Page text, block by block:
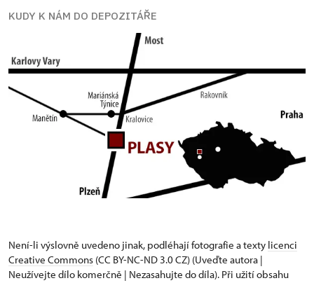
KUDY K NÁM DO DEPOZITÁŘE
Není-li výslovně uvedeno jinak, podléhají fotografie a texty licenci
Creative Commons (CC BY-NC-ND 3.0 CZ) (Uveďte autora |
Neužívejte dílo komerčně | Nezasahujte do díla). Při užití obsahu